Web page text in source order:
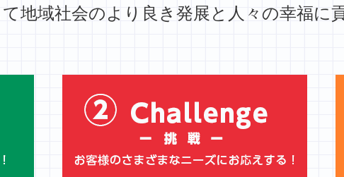
地域社会のより良き発展と人々の幸福に